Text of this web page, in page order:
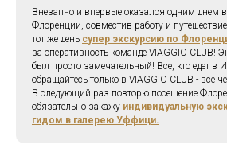
Внезапно и впервые оказался одним днем
Флоренции, совместив работу и
тот же день супер экскурсию по
за оперативность команде VIAGGIO CLUB!
был просто замечательный! Все, кто едет в
обращайтесь только в VIAGGIO CLUB - все
В следующий раз повторю посещение
обязательно закажу индивидуальную
гидом в галерею Уффици.